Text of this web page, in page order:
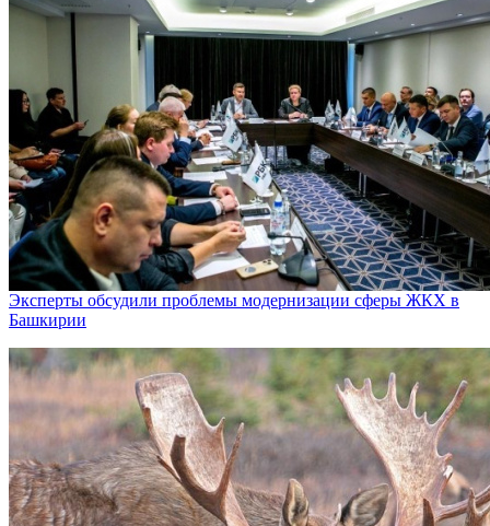
Эксперты обсудили проблемы модернизации сферы ЖКХ в
Башкирии